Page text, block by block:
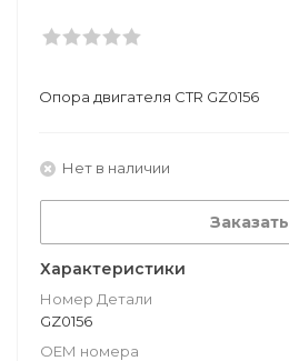
Опора двигателя CTR GZ0156
Нет в наличии
Заказать
Характеристики
Номер Детали
GZ0156
ОЕМ номера